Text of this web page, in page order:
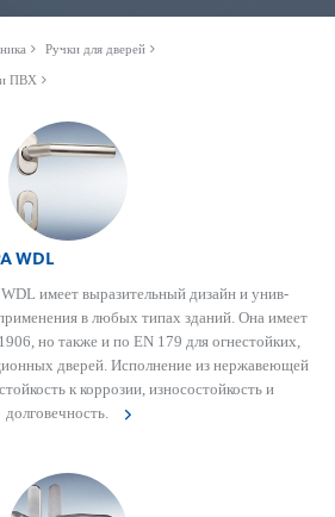
Ручки для дверей
и ПВХ
WDL
имеет выразительный дизайн и унив­
в любых типах зданий. Она имеет
но также и по EN 179 для огн­ес­тойких,
дверей. Исполнение из нерж­а­в­еющей
к коррозии, износос­той­кость и
долговечность.